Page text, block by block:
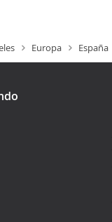
Europa España